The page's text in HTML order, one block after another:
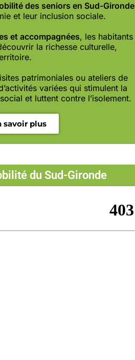
des seniors en Sud-Gironde
et leur inclusion sociale.
et accompagnées, les habitants
la richesse culturelle,
patrimoniales ou ateliers de
variées qui stimulent la
et luttent contre l’isolement.
savoir plus
du Sud-Gironde